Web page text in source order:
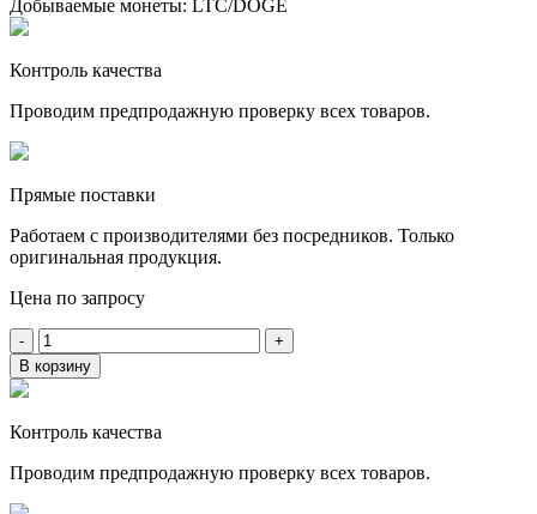
Добываемые монеты: LTC/DOGE
Контроль качества
Проводим предпродажную проверку всех товаров.
Прямые поставки
Работаем с производителями без посредников. Только
оригинальная продукция.
Цена по запросу
-
+
В корзину
Контроль качества
Проводим предпродажную проверку всех товаров.